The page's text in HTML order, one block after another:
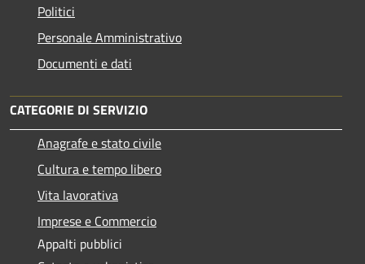
Politici
Personale Amministrativo
Documenti e dati
CATEGORIE DI SERVIZIO
Anagrafe e stato civile
Cultura e tempo libero
Vita lavorativa
Imprese e Commercio
Appalti pubblici